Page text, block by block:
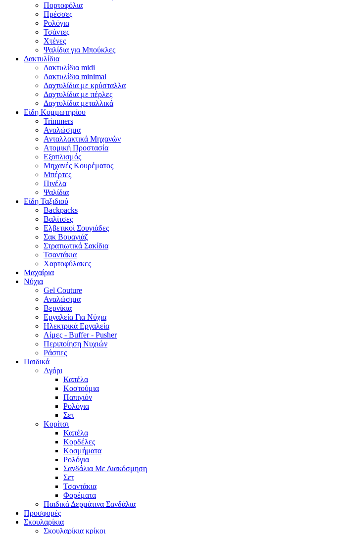
Πορτοφόλια
Πρέσσες
Ρολόγια
Τσάντες
Χτένες
Ψαλίδια για Μπούκλες
Δακτυλίδια
Δακτυλίδια midi
Δακτυλίδια minimal
Δαχτυλίδια με κρύσταλλα
Δαχτυλίδια με πέρλες
Δαχτυλίδια μεταλλικά
Είδη Κομμωτηρίου
Trimmers
Αναλώσιμα
Ανταλλακτικά Μηχανών
Ατομική Προστασία
Εξοπλισμός
Μηχανές Κουρέματος
Μπέρτες
Πινέλα
Ψαλίδια
Είδη Ταξιδιού
Backpacks
Βαλίτσες
Ελβετικοί Σουγιάδες
Σακ Βουαγιάζ
Στρατιωτικά Σακίδια
Τσαντάκια
Χαρτοφύλακες
Μαχαίρια
Νύχια
Gel Couture
Αναλώσιμα
Βερνίκια
Εργαλεία Για Νύχια
Ηλεκτρικά Εργαλεία
Λίμες - Buffer - Pusher
Περιποίηση Νυχιών
Ράσπες
Παιδικά
Αγόρι
Καπέλα
Κοστούμια
Παπιγιόν
Ρολόγια
Σετ
Κορίτσι
Καπέλα
Κορδέλες
Κοσμήματα
Ρολόγια
Σανδάλια Με Διακόσμηση
Σετ
Τσαντάκια
Φορέματα
Παιδικά Δερμάτινα Σανδάλια
Προσφορές
Σκουλαρίκια
Σκουλαρίκια κρίκοι